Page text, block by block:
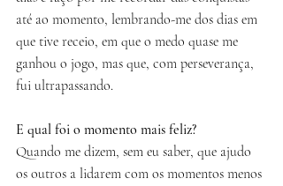
até ao momento, lembrando-me dos dias em
que tive receio, em que o medo quase me
ganhou o jogo, mas que, com perseverança,
fui ultrapassando.
E qual foi o momento mais feliz?
Quando me dizem, sem eu saber, que ajudo
os outros a lidarem com os momentos menos